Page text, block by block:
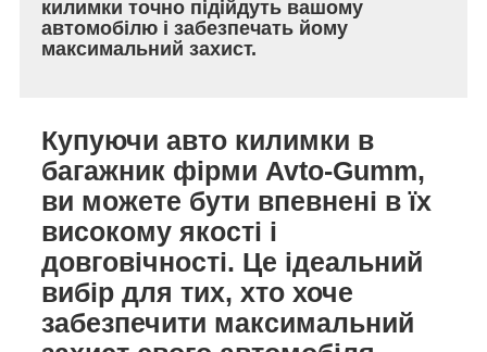
килимки точно підійдуть вашому
автомобілю і забезпечать йому
максимальний захист.
Купуючи авто килимки в
багажник фірми Avto-Gumm,
ви можете бути впевнені в їх
високому якості і
довговічності. Це ідеальний
вибір для тих, хто хоче
забезпечити максимальний